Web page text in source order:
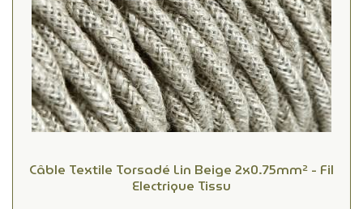
Câble Textile Torsadé Lin Beige 2x0.75mm² - Fil
Electrique Tissu